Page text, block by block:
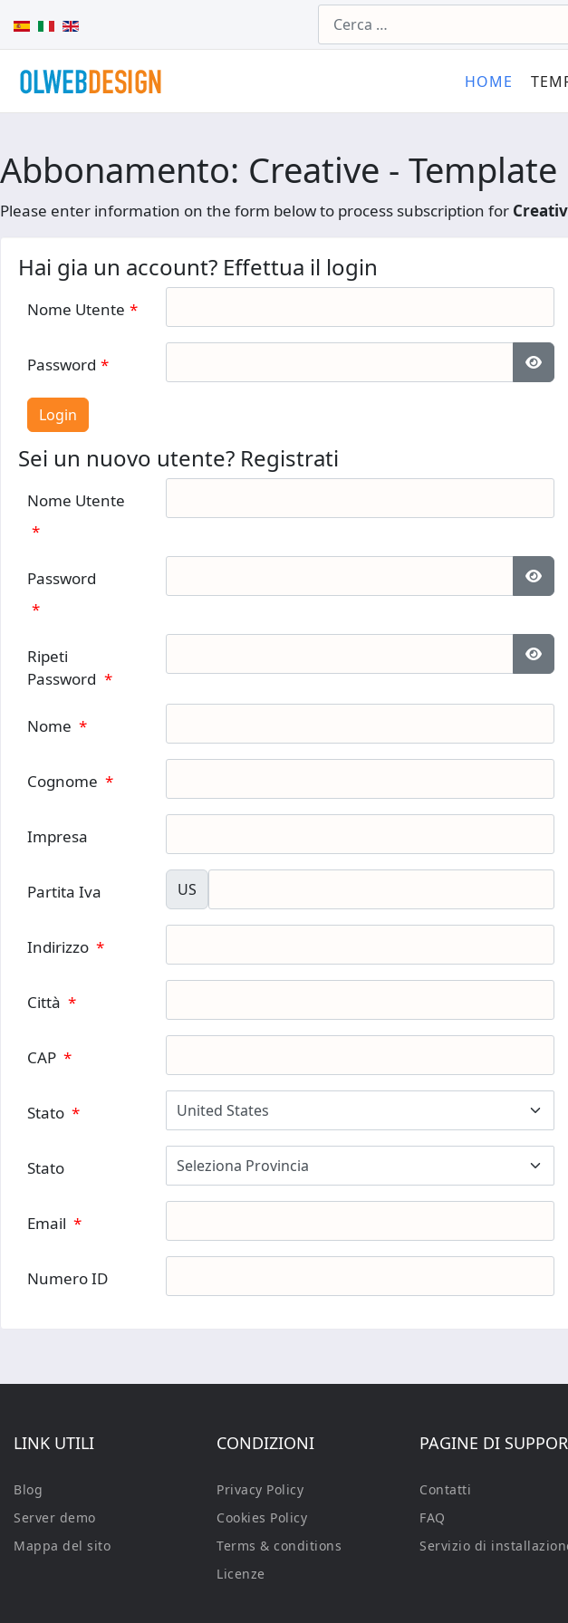
Seleziona la tua lingua
HOME
Abbonamento: Creative - Template
Please enter information on the form below to process subscription for
Hai gia un account? Effettua il login
Nome Utente *
Password *
Sei un nuovo utente? Registrati
Nome Utente
*
Password
*
Ripeti
Password *
Nome *
Cognome *
Impresa
Partita Iva US
Indirizzo *
Città *
CAP *
Stato *
Stato
Email *
Numero ID
LINK UTILI
Blog
Server demo
Mappa del sito
CONDIZIONI
Privacy Policy
Cookies Policy
Terms & conditions
Licenze
PAGINE DI
Contatti
FAQ
Servizio di